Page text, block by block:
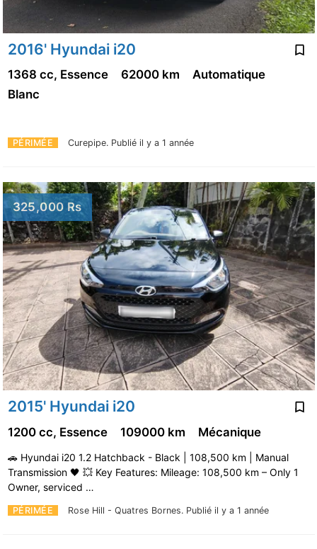
2016' Hyundai i20
PÉRIMÉE Curepipe. Publié il y a 1 année
1368 cc, Essence 62000 km
Automatique
Blanc
325,000 Rs
2015' Hyundai i20
PÉRIMÉE Rose Hill - Quatres Bornes. Publié il y a 1 année
1200 cc, Essence 109000 km Mécanique
🚗 Hyundai i20 1.2 Hatchback - Black | 108,500 km | Manual
Transmission 🖤 💥 Key Features: Mileage: 108,500 km – Only 1
Owner, serviced …